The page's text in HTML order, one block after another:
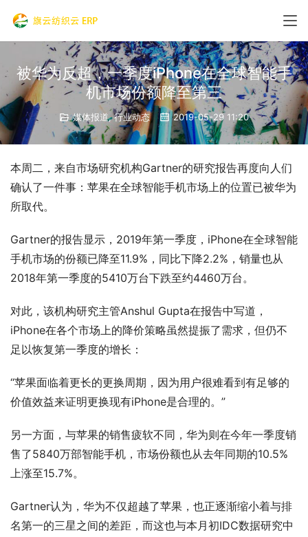
被华为反超，一季度iPhone在全球智能手
机市场份额降至第三
媒体报道,行业动态 2019-05-29 11:20
本周二，来自市场研究机构Gartner的研究报告再度向人们
确认了一件事：苹果在全球智能手机市场上的位置已被华为
所取代。
Gartner的报告显示，2019年第一季度，iPhone在全球智能
手机市场的份额已降至11.9%，同比下降2.2%，销量也从
2018年第一季度的5410万台下跌至约4460万台。
对此，该机构研究主管Anshul Gupta在报告中写道，
iPhone在各个市场上的降价策略虽然提振了需求，但仍不
足以恢复第一季度的增长：
“苹果面临着更长的更换周期，因为用户很难看到有足够的
价值效益来证明更换现有iPhone是合理的。”
另一方面，与苹果的销售疲软不同，华为则在今年一季度销
售了5840万部智能手机，市场份额也从去年同期的10.5%
上涨至15.7%。
Gartner认为，华为不仅超越了苹果，也正逐渐缩小着与排
名第一的三星之间的差距，而这也与本月初IDC数据研究中